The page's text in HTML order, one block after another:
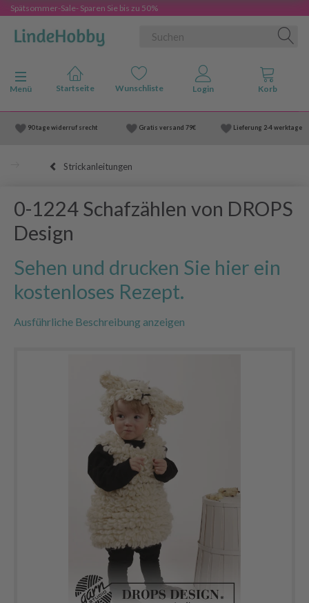
Spätsommer-Sale- Sparen Sie bis zu 50%
Anzeige ändern
Menü
90 tage widerruf srecht Gratis versand 79€ Lieferung 2-4 werktage
Strickanleitungen
0-1224 Schafzählen von DROPS
Design
Sehen und drucken Sie hier ein
kostenloses Rezept.
Ausführliche Beschreibung anzeigen